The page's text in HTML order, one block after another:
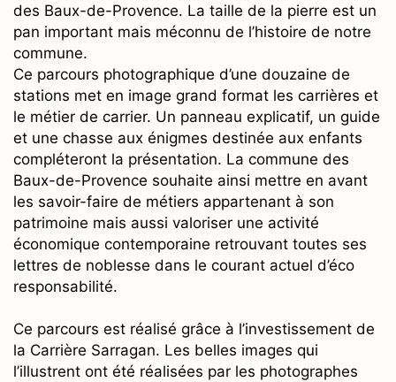
des Baux-de-Provence. La taille de la pierre est un
pan important mais méconnu de l’histoire de notre
commune.
Ce parcours photographique d’une douzaine de
stations met en image grand format les carrières et
le métier de carrier. Un panneau explicatif, un guide
et une chasse aux énigmes destinée aux enfants
compléteront la présentation. La commune des
Baux-de-Provence souhaite ainsi mettre en avant
les savoir-faire de métiers appartenant à son
patrimoine mais aussi valoriser une activité
économique contemporaine retrouvant toutes ses
lettres de noblesse dans le courant actuel d’éco
responsabilité.
Ce parcours est réalisé grâce à l’investissement de
la Carrière Sarragan. Les belles images qui
l’illustrent ont été réalisées par les photographes